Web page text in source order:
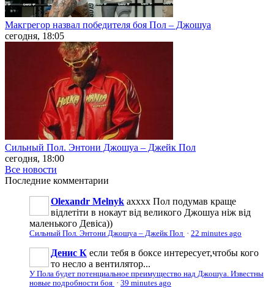
Макгрегор назвал победителя боя Пол – Джошуа
сегодня, 18:05
Сильный Пол. Энтони Джошуа – Джейк Пол
сегодня, 18:00
Все новости
Последние комментарии
Olexandr Melnyk ахххх Пол подумав краще
відлетіти в нокаут від великого Джошуа ніж від
маленького Девіса))
Сильный Пол. Энтони Джошуа – Джейк Пол · 22 minutes ago
Денис К если тебя в боксе интересует,чтобы кого
то несло а вентилятор...
У Пола будет потенциальное преимущество над Джошуа. Известны
новые подробности боя · 39 minutes ago